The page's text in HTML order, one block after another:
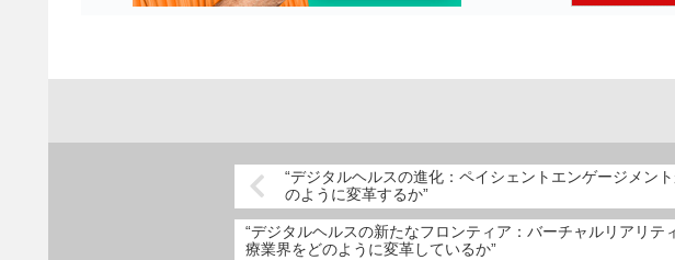
“デジタルヘルスの進化：ペイシェントエンゲージメン
のように変革するか”
“デジタルヘルスの新たなフロンティア：バーチャルリアリテ
療業界をどのように変革しているか”